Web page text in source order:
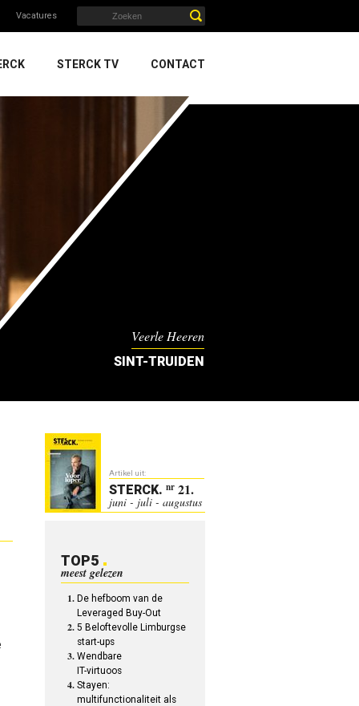
Vacatures
STERCK TV CONTACT
Veerle Heeren
SINT-TRUIDEN
Artikel uit:
STERCK. nr 21.
juni - juli - augustus
TOP5
meest gelezen
De hefboom van de
Leveraged Buy-Out
5 Beloftevolle Limburgse
start-ups
Wendbare
IT-virtuoos
Stayen:
multifunctionaliteit als